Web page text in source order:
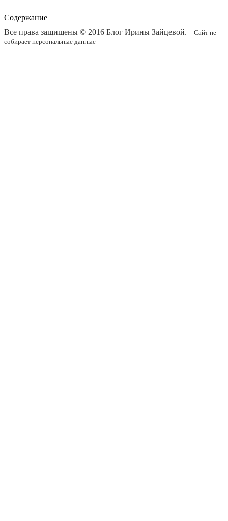
Содержание
Все права защищены © 2016 Блог Ирины Зайцевой.
Сайт не
собирает персональные данные